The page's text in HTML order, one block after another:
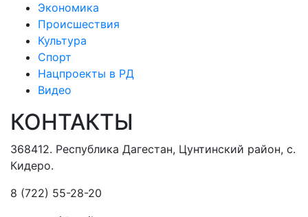
Экономика
Происшествия
Культура
Спорт
Нацпроекты в РД
Видео
КОНТАКТЫ
368412. Республика Дагестан, Цунтинский район, с.
Кидеро.
8 (722) 55-28-20